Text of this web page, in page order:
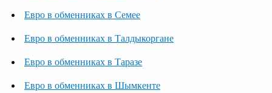
Евро в обменниках в Семее
Евро в обменниках в Талдыкоргане
Евро в обменниках в Таразе
Евро в обменниках в Шымкенте